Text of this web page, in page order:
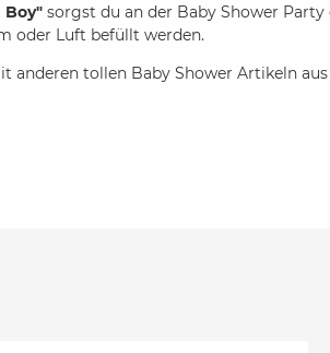
Boy" sorgst du an der Baby Shower
oder Luft befüllt werden.
anderen tollen Baby Shower Artikeln